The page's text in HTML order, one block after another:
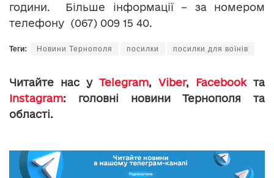
години. Більше інформації – за номером
телефону (067) 009 15 40.
Теги: Новини Тернополя посилки посилки для воїнів
Читайте нас у Telegram, Viber, Facebookта
Instagram: головні новини Тернополя та
області.